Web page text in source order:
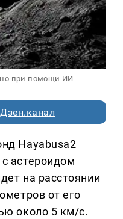
при помощи ИИ
Hayabusa2
астероидом
на расстоянии
от его
около 5 км/с.